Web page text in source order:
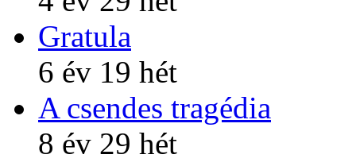
Gratula
6 év 19 hét
A csendes tragédia
8 év 29 hét